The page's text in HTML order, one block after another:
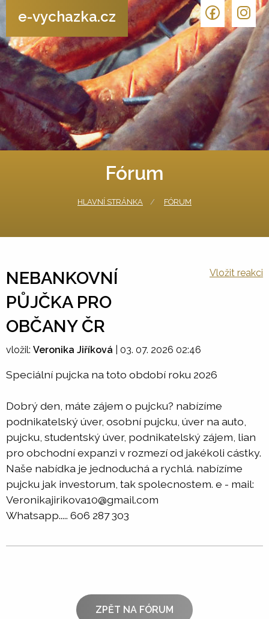
e-vychazka.cz
Fórum
HLAVNÍ STRÁNKA FÓRUM
NEBANKOVNÍ
PŮJČKA PRO
OBČANY ČR
Vložit reakci
vložil: Veronika Jiříková 03. 07. 2026 02:46
Speciální pujcka na toto období roku 2026
Dobrý den, máte zájem o pujcku? nabízíme
podnikatelský úver, osobní pujcku, úver na auto,
pujcku, studentský úver, podnikatelský zájem, lian
pro obchodní expanzi v rozmezí od jakékoli cástky.
Naše nabídka je jednoduchá a rychlá. nabízíme
pujcku jak investorum, tak spolecnostem. e - mail:
Veronikajirikova10@gmail.com
Whatsapp..... 606 287 303
ZPĚT NA FÓRUM